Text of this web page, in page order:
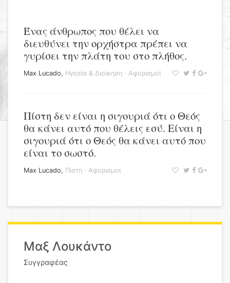
Ένας άνθρωπος που θέλει να
διευθύνει την ορχήστρα πρέπει να
γυρίσει την πλάτη του στο πλήθος.
Max Lucado, Ηγεσία & Διοίκηση · Αφορισμοί
Πίστη δεν είναι η σιγουριά ότι ο Θεός
θα κάνει αυτό που θέλεις εσύ. Είναι η
σιγουριά ότι ο Θεός θα κάνει αυτό που
είναι το σωστό.
Max Lucado, Πίστη · Αφορισμοί
Μαξ Λουκάντο
Συγγραφέας